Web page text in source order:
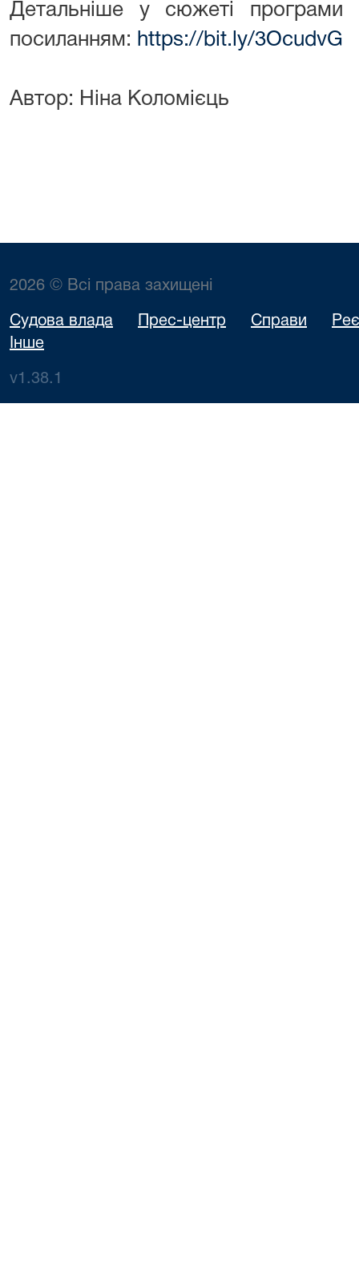
Детальніше у сюжеті програми
посиланням: https://bit.ly/3OcudvG
Автор: Ніна Коломієць
2026 © Всі права захищені
Судова влада Прес-центр Справи
Інше
v1.38.1